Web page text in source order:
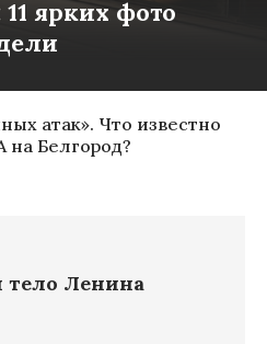
ярких фото
атак». Что известно
Белгород?
тело Ленина